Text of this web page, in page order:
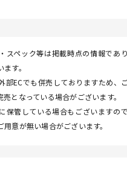
スペック等は掲載時点の情報であ
す。
部ECでも併売しておりますため、
となっている場合がございます。
保管している場合もございますの
意が無い場合がございます。